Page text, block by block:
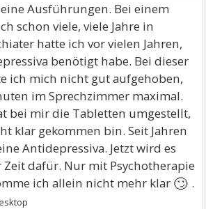
Ausführungen. Bei einem
schon viele, viele Jahre in
hatte ich vor vielen Jahren,
benötigt habe. Bei dieser
ich mich nicht gut aufgehoben,
im Sprechzimmer maximal.
bei mir die Tabletten umgestellt,
klar gekommen bin. Seit Jahren
Antidepressiva. Jetzt wird es
dafür. Nur mit Psychotherapie
ich allein nicht mehr klar 🙄 .